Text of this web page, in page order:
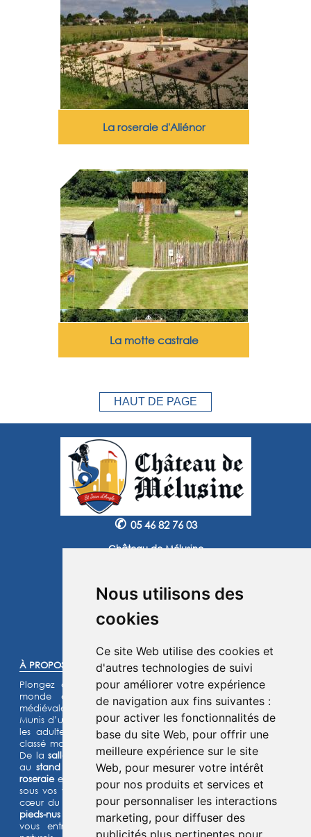
Nous utilisons des
cookies
Ce site Web utilise des cookies et
d'autres technologies de suivi
pour améliorer votre expérience
de navigation aux fins suivantes :
pour activer les fonctionnalités de
base du site Web, pour offrir une
meilleure expérience sur le site
Web, pour mesurer votre intérêt
pour nos produits et services et
pour personnaliser les interactions
marketing, pour diffuser des
publicités plus pertinentes pour
La roseraie d'Aliénor
La motte castrale
HAUT DE PAGE
✆ 05 46 82 76 03
Château de Mélusine
Instagram Facebook
À PROPOS :
Plongez dans l'histoire et laissez-vous transporter dans un
monde de chevaliers, de princesses et de légendes
médiévales.
Munis d’un jeu d’énigmes pour les enfants et d’un quiz pour
les adultes, lancez- vous à l’assaut de notre château fort
classé monument historique et de son parc de 15 hectares.
De la salle de gardeauxremparts , desmachines de guerre
au stand d’archerie, en passant par lejardin médiéval
roseraieet les animaux de la basse-cour
l’Histoire prend vie
sous vos yeux dans cette aventure ludique et immersive au
cœur du Moyen Âge ! Deux parcours sensoriels (le chemin
pieds-nus et la forêt musicale ) et un grand labyrinthe de maïs
vous entraîneront à la découverte de grands espaces